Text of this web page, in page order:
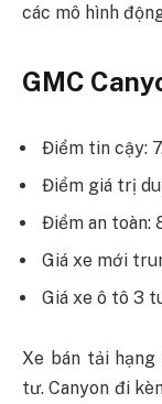
các mô hình
GMC
Điểm tin cậy:
Điểm giá trị
Điểm an toàn:
Giá xe mới
Giá xe ô tô 3
Xe bán tải
tư. Canyon đi